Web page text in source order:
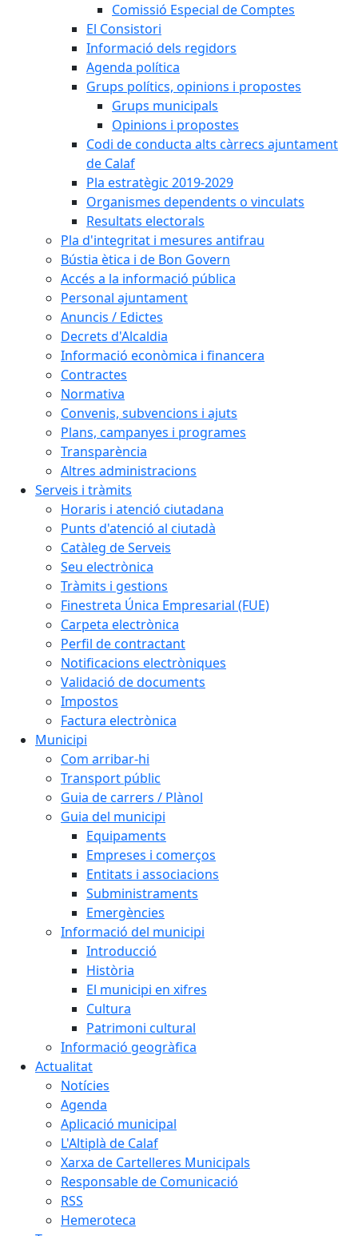
Comissió Especial de Comptes
El Consistori
Informació dels regidors
Agenda política
Grups polítics, opinions i propostes
Grups municipals
Opinions i propostes
Codi de conducta alts càrrecs ajuntament
de Calaf
Pla estratègic 2019-2029
Organismes dependents o vinculats
Resultats electorals
Pla d'integritat i mesures antifrau
Bústia ètica i de Bon Govern
Accés a la informació pública
Personal ajuntament
Anuncis / Edictes
Decrets d'Alcaldia
Informació econòmica i financera
Contractes
Normativa
Convenis, subvencions i ajuts
Plans, campanyes i programes
Transparència
Altres administracions
Serveis i tràmits
Horaris i atenció ciutadana
Punts d'atenció al ciutadà
Catàleg de Serveis
Seu electrònica
Tràmits i gestions
Finestreta Única Empresarial (FUE)
Carpeta electrònica
Perfil de contractant
Notificacions electròniques
Validació de documents
Impostos
Factura electrònica
Municipi
Com arribar-hi
Transport públic
Guia de carrers / Plànol
Guia del municipi
Equipaments
Empreses i comerços
Entitats i associacions
Subministraments
Emergències
Informació del municipi
Introducció
Història
El municipi en xifres
Cultura
Patrimoni cultural
Informació geogràfica
Actualitat
Notícies
Agenda
Aplicació municipal
L'Altiplà de Calaf
Xarxa de Cartelleres Municipals
Responsable de Comunicació
RSS
Hemeroteca